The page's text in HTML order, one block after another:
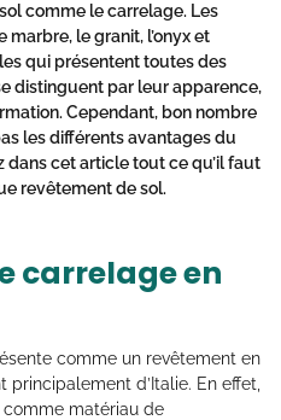
comme le carrelage. Les
le granit, l’onyx et
qui présentent toutes des
distinguent par leur apparence,
Cependant, bon nombre
les différents avantages du
cet article tout ce qu’il faut
revêtement de sol.
carrelage en
comme un revêtement en
d’Italie. En effet,
matériau de